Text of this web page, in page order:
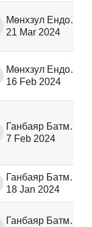
Мөнхзул Ёндонжамц
21 Mar 2024
Мөнхзул Ёндонжамц
16 Feb 2024
Ганбаяр Батмөнх
7 Feb 2024
Ганбаяр Батмөнх
18 Jan 2024
Ганбаяр Батмөнх